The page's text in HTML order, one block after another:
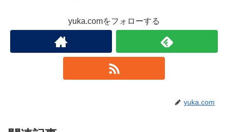
yuka.comをフォローする
yuka.com